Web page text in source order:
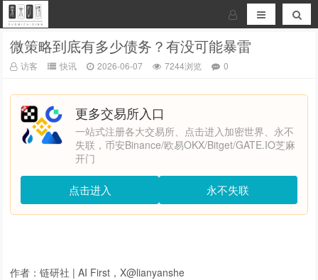
微策略到底有多少债务？有没可能暴雷
访客 快讯 2026-06-07 7244浏览 0
更多交易所入口
一站式注册各大交易所、点击进入加密世界、永不
失联，币安Binance/欧易OKX/Bitget/GATE.IO芝麻
开门
点击进入 永不失联
作者：链研社 | AI First，X@lianyanshe